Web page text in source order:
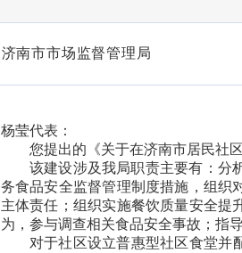
济南市市场监督管理局
杨莹代表：
您提出的《关于在济南市居民社
该建设涉及我局职责主要有：分
务食品安全监督管理制度措施，组织
主体责任；组织实施餐饮质量安全提
为，参与调查相关食品安全事故；指
对于社区设立普惠型社区食堂并